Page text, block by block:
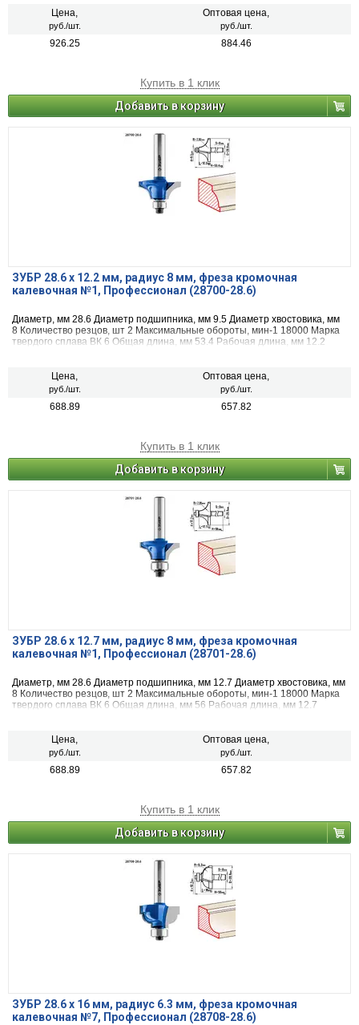
Цена,
руб./шт.
Оптовая цена,
руб./шт.
926.25 884.46
Купить в 1 клик
Добавить в корзину
ЗУБР 28.6 x 12.2 мм, радиус 8 мм, фреза кромочная
калевочная №1, Профессионал (28700-28.6)
Диаметр, мм 28.6 Диаметр подшипника, мм 9.5 Диаметр хвостовика, мм
8 Количество резцов, шт 2 Максимальные обороты, мин-1 18000 Марка
твердого сплава ВК 6 Общая длина, мм 53.4 Рабочая длина, мм 12.2
Цена,
руб./шт.
Оптовая цена,
руб./шт.
688.89 657.82
Купить в 1 клик
Добавить в корзину
ЗУБР 28.6 x 12.7 мм, радиус 8 мм, фреза кромочная
калевочная №1, Профессионал (28701-28.6)
Диаметр, мм 28.6 Диаметр подшипника, мм 12.7 Диаметр хвостовика, мм
8 Количество резцов, шт 2 Максимальные обороты, мин-1 18000 Марка
твердого сплава ВК 6 Общая длина, мм 56 Рабочая длина, мм 12.7
Цена,
руб./шт.
Оптовая цена,
руб./шт.
688.89 657.82
Купить в 1 клик
Добавить в корзину
ЗУБР 28.6 x 16 мм, радиус 6.3 мм, фреза кромочная
калевочная №7, Профессионал (28708-28.6)